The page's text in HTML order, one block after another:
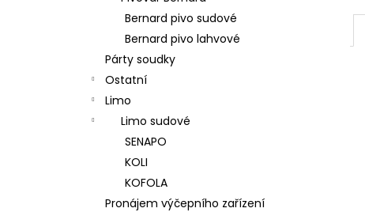
Bernard pivo sudové
Bernard pivo lahvové
Párty soudky
Ostatní
Limo
Limo sudové
SENAPO
KOLI
KOFOLA
Pronájem výčepního zařízení